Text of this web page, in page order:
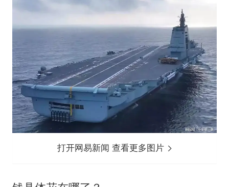
打开网易新闻 查看更多图片